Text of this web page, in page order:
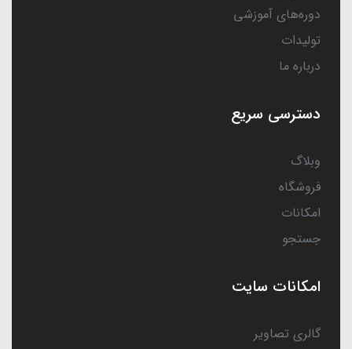
دوره‌های آموزشی
تولیدات
درباره ما
دسترسی سریع
وبلاگ
فروشگاه
امکانات
جستجو
امکانات سایت
گالری تصاویر